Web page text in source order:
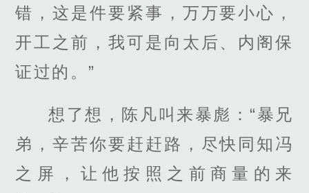
错，这是件要紧事，万万要小心，
开工之前，我可是向太后、内阁保
证过的。”
想了想，陈凡叫来暴彪：“暴兄
弟，辛苦你要赶赶路，尽快同知冯
之屏，让他按照之前商量的来